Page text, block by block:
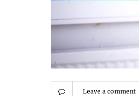
Leave a comment